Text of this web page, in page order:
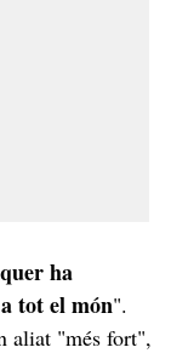
ha
tot el món".
aliat "més fort",